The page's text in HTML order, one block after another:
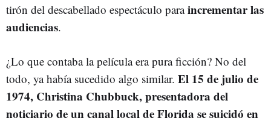
tirón del descabellado espectáculo paraincrementar las
audiencias.
¿Lo que contaba la película era pura ficción? No del
todo, ya había sucedido algo similar. El 15 de julio de
1974, Christina Chubbuck, presentadora del
noticiario de un canal local de Florida se suicidó en